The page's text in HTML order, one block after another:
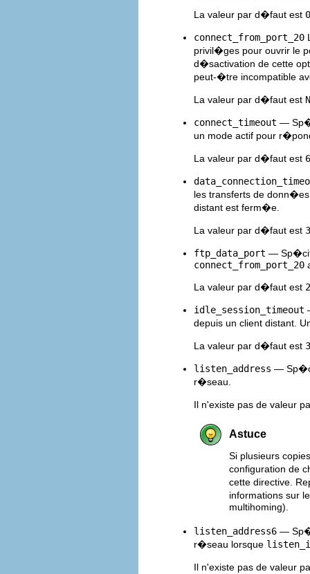
La valeur par d�faut est 0
connect_from_port_20
privil�ges pour ouvrir le
d�sactivation de cette
peut-�tre incompatible
La valeur par d�faut est
connect_timeout —
un mode actif pour
La valeur par d�faut est
les transferts de
distant est ferm�e.
La valeur par d�faut est
ftp_data_port —
connect_from_port_20
La valeur par d�faut est
idle_session_timeout
depuis un client distant.
La valeur par d�faut est
listen_address —
r�seau.
Il n'existe pas de valeur
Astuce
Si plusieurs
configuration de
cette directive.
informations sur
multihoming).
listen_address6 —
r�seau lorsque
Il n'existe pas de valeur